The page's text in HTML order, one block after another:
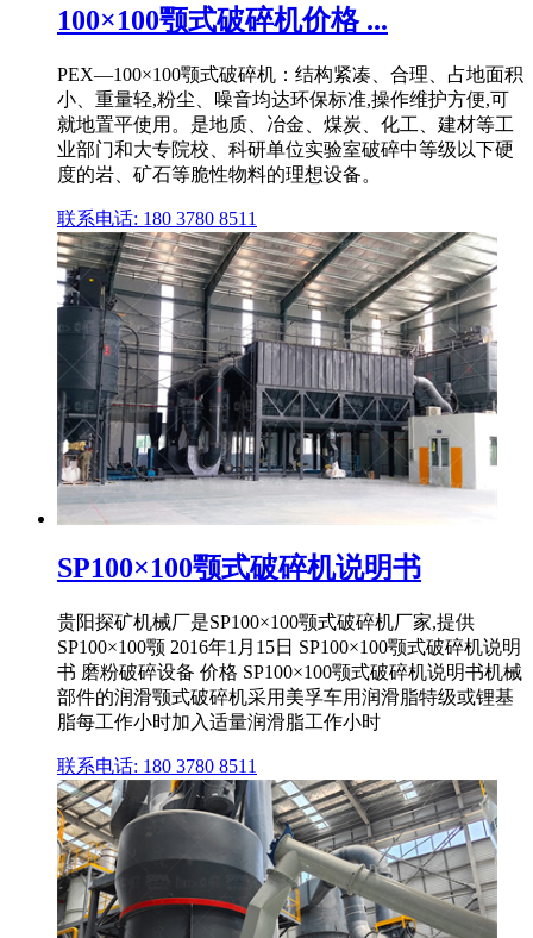
100×100颚式破碎机价格 ...
PEX—100×100颚式破碎机：结构紧凑、合理、占地面积
小、重量轻,粉尘、噪音均达环保标准,操作维护方便,可
就地置平使用。是地质、冶金、煤炭、化工、建材等工
业部门和大专院校、科研单位实验室破碎中等级以下硬
度的岩、矿石等脆性物料的理想设备。
联系电话: 180 3780 8511
SP100×100颚式破碎机说明书
贵阳探矿机械厂是SP100×100颚式破碎机厂家,提供
SP100×100颚 2016年1月15日 SP100×100颚式破碎机说明
书 磨粉破碎设备 价格 SP100×100颚式破碎机说明书机械
部件的润滑颚式破碎机采用美孚车用润滑脂特级或锂基
脂每工作小时加入适量润滑脂工作小时
联系电话: 180 3780 8511